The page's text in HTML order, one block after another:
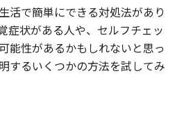
活で簡単にできる対処法があり
症状がある人や、セルフチェッ
能性があるかもしれないと思っ
するいくつかの方法を試してみ